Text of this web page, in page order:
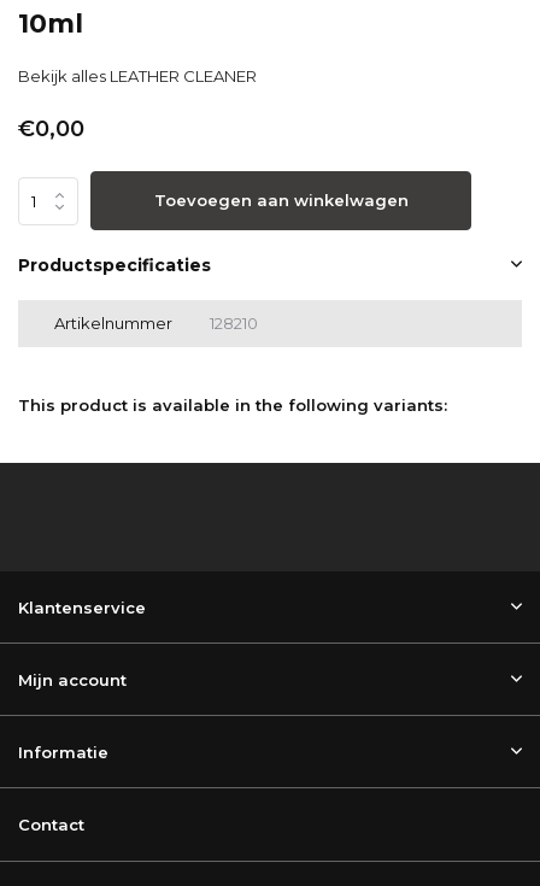
10ml
Bekijk alles LEATHER CLEANER
€0,00
Toevoegen aan winkelwagen
Productspecificaties
Artikelnummer 128210
This product is available in the following variants:
Klantenservice
Mijn account
Informatie
Contact